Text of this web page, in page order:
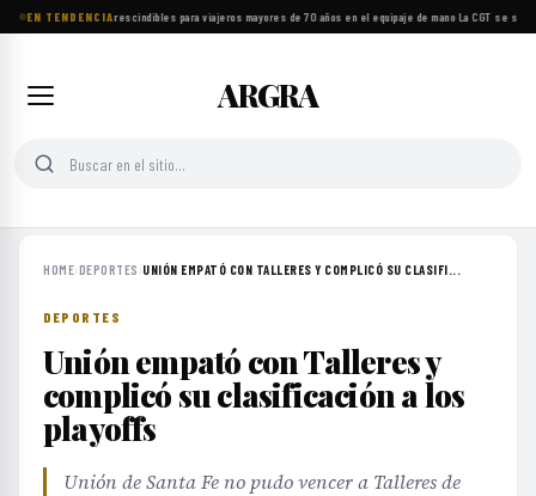
EN TENDENCIA
Ocho objetos imprescindibles para viajeros mayores de 70 años en el equipaje de mano·La CGT se
ARGRA
HOME›DEPORTES ›UNIÓN EMPATÓ CON TALLERES Y COMPLICÓ SU CLASIFI...
DEPORTES
Unión empató con Talleres y
complicó su clasificación a los
playoffs
Unión de Santa Fe no pudo vencer a Talleres de